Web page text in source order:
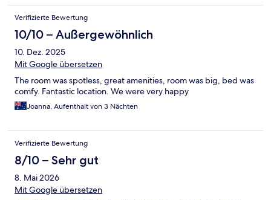
Verifizierte Bewertung
10/10 – Außergewöhnlich
10. Dez. 2025
Mit Google übersetzen
The room was spotless, great amenities, room was big, bed was
comfy. Fantastic location. We were very happy
Joanna, Aufenthalt von 3 Nächten
Verifizierte Bewertung
8/10 – Sehr gut
8. Mai 2026
Mit Google übersetzen